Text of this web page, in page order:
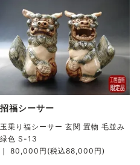
招福シーサー
玉乗り福シーサー 玄関 置物 毛並み
緑色 S-13
｜ 80,000円(税込88,000円)